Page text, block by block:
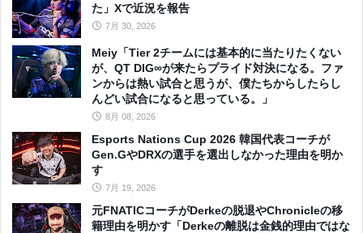
た」Xで近況を報告
7月 30, 2026
Meiy「Tier 2チームには基本的に当たりたくない
が、QT DIG∞が来たらプライド対決になる。ファ
ンからは熱い試合と思うが、僕たちからしたらし
んどい試合になると思っている。」
8月 08, 2026
Esports Nations Cup 2026 韓国代表コーチが
Gen.GやDRXの選手を選出しなかった理由を明か
す
7月 19, 2026
元FNATICコーチがDerkeの脱退やChronicleの移
籍理由を明かす「Derkeの離脱は金銭的理由ではな